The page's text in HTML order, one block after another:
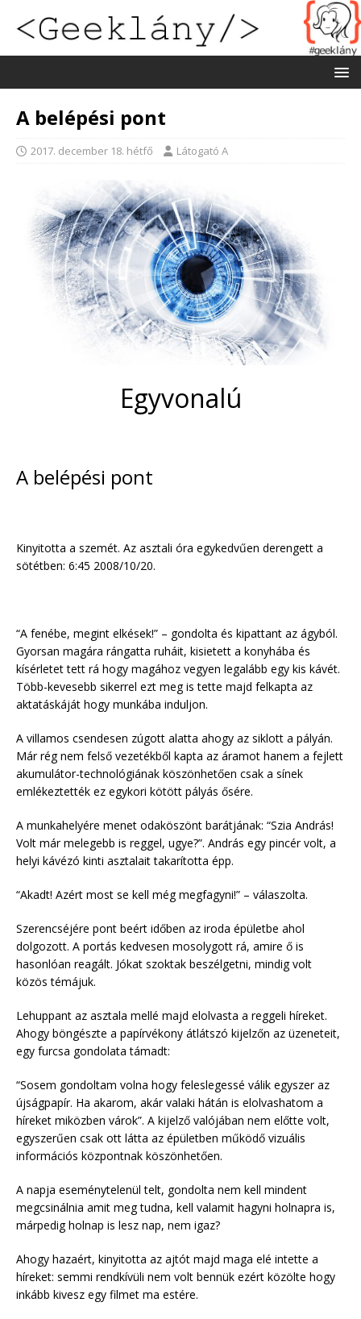
A belépési pont
2017. december 18. hétfő Látogató A
Egyvonalú
A belépési pont
Kinyitotta a szemét. Az asztali óra egykedvűen derengett a
sötétben: 6:45 2008/10/20.
“A fenébe, megint elkések!” – gondolta és kipattant az ágyból.
Gyorsan magára rángatta ruháit, kisietett a konyhába és
kísérletet tett rá hogy magához vegyen legalább egy kis kávét.
Több-kevesebb sikerrel ezt meg is tette majd felkapta az
aktatáskáját hogy munkába induljon.
A villamos csendesen zúgott alatta ahogy az siklott a pályán.
Már rég nem felső vezetékből kapta az áramot hanem a fejlett
akumulátor-technológiának köszönhetően csak a sínek
emlékeztették ez egykori kötött pályás ősére.
A munkahelyére menet odaköszönt barátjának: “Szia András!
Volt már melegebb is reggel, ugye?”. András egy pincér volt, a
helyi kávézó kinti asztalait takarította épp.
“Akadt! Azért most se kell még megfagyni!” – válaszolta.
Szerencséjére pont beért időben az iroda épületbe ahol
dolgozott. A portás kedvesen mosolygott rá, amire ő is
hasonlóan reagált. Jókat szoktak beszélgetni, mindig volt
közös témájuk.
Lehuppant az asztala mellé majd elolvasta a reggeli híreket.
Ahogy böngészte a papírvékony átlátszó kijelzőn az üzeneteit,
egy furcsa gondolata támadt:
“Sosem gondoltam volna hogy feleslegessé válik egyszer az
újságpapír. Ha akarom, akár valaki hátán is elolvashatom a
híreket miközben várok”. A kijelző valójában nem előtte volt,
egyszerűen csak ott látta az épületben működő vizuális
információs központnak köszönhetően.
A napja eseménytelenül telt, gondolta nem kell mindent
megcsinálnia amit meg tudna, kell valamit hagyni holnapra is,
márpedig holnap is lesz nap, nem igaz?
Ahogy hazaért, kinyitotta az ajtót majd maga elé intette a
híreket: semmi rendkívüli nem volt bennük ezért közölte hogy
inkább kivesz egy filmet ma estére.